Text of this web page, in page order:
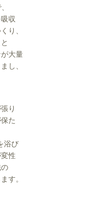
収
り、
大量
し、
り
た
浴び
性
す。